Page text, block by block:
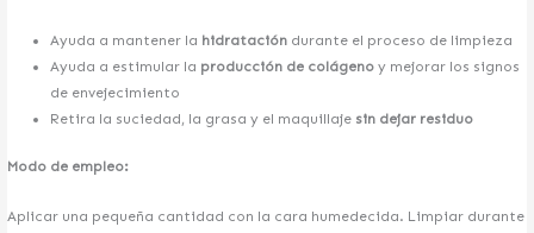
Ayuda a mantener la hidratacióndurante el proceso de limpieza
Ayuda a estimular la producción de colágenoy mejorar los signos
de envejecimiento
Retira la suciedad, la grasa y el maquillaje sin dejar residuo
Modo de empleo:
Aplicar una pequeña cantidad con la cara humedecida. Limpiar durante